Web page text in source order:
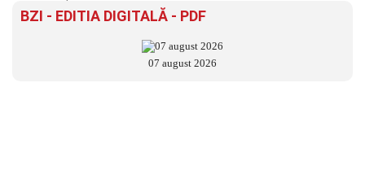
BZI - EDITIA DIGITALĂ - PDF
07 august 2026